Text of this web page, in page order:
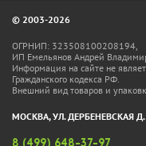
© 2003-2026
ОГРНИП: 323508100208194,
ИП Емельянов Андрей
Информация на сайте не
Гражданского кодекса РФ.
Внешний вид товаров и
МОСКВА, УЛ. ДЕРБЕНЕВСКАЯ
8 (499) 648-37-97